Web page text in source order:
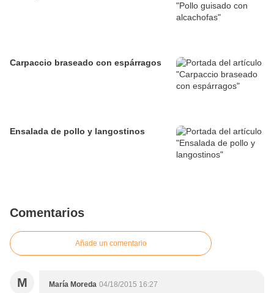
Carpaccio braseado con espárragos
Ensalada de pollo y langostinos
Comentarios
Añade un comentario
M María Moreda 04/18/2015 16:27